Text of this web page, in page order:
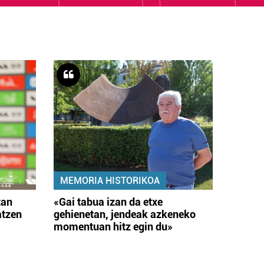
MEMORIA HISTORIKOA
«Gai tabua izan da etxe
gehienetan, jendeak azkeneko
momentuan hitz egin du»